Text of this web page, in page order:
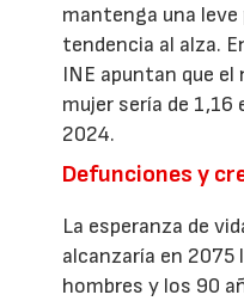
mantenga una
tendencia al alza.
INE apuntan que
mujer sería de
2024.
Defunciones y
La esperanza de
alcanzaría en 2075
hombres y los 90